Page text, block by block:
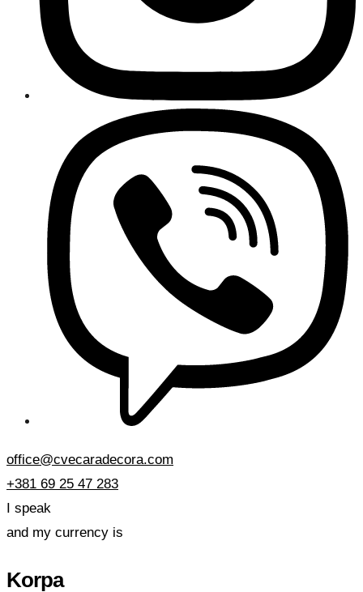
office@cvecaradecora.com
+381 69 25 47 283
I speak
and my currency is
Korpa